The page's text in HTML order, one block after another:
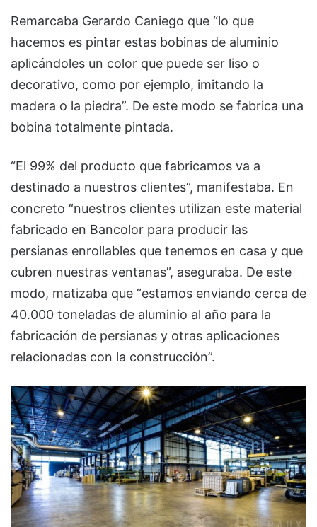
Remarcaba Gerardo Caniego que “lo que
hacemos es pintar estas bobinas de aluminio
aplicándoles un color que puede ser liso o
decorativo, como por ejemplo, imitando la
madera o la piedra”. De este modo se fabrica una
bobina totalmente pintada.
“El 99% del producto que fabricamos va a
destinado a nuestros clientes”, manifestaba. En
concreto “nuestros clientes utilizan este material
fabricado en Bancolor para producir las
persianas enrollables que tenemos en casa y que
cubren nuestras ventanas”, aseguraba. De este
modo, matizaba que “estamos enviando cerca de
40.000 toneladas de aluminio al año para la
fabricación de persianas y otras aplicaciones
relacionadas con la construcción”.